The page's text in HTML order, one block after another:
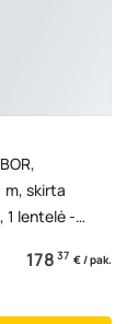
m, skirta
1 lentelė -
178 37 € / pak.